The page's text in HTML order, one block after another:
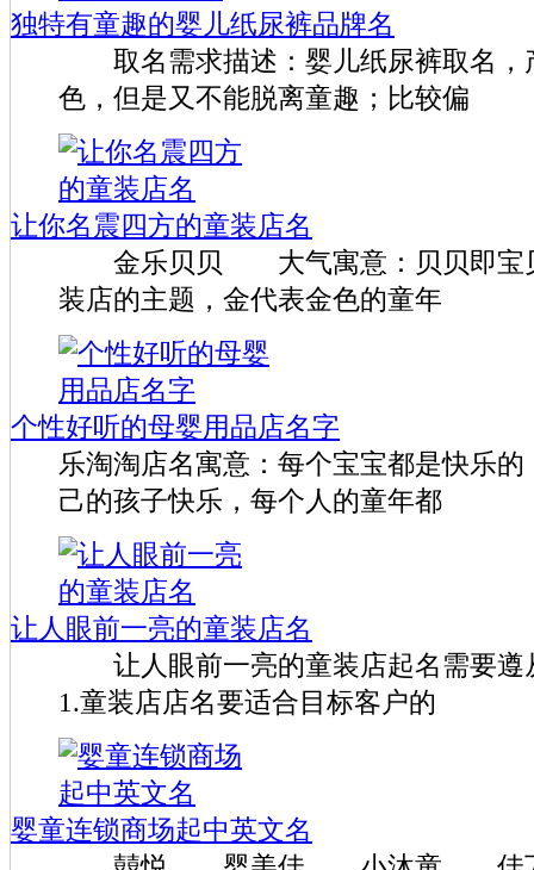
独特有童趣的婴儿纸尿裤品牌名
取名需求描述：婴儿纸尿裤取名，
色，但是又不能脱离童趣；比较偏
让你名震四方的童装店名
金乐贝贝 大气寓意：贝贝即宝贝
装店的主题，金代表金色的童年
个性好听的母婴用品店名字
乐淘淘店名寓意：每个宝宝都是快乐
己的孩子快乐，每个人的童年都
让人眼前一亮的童装店名
让人眼前一亮的童装店起名需要
1.童装店店名要适合目标客户的
婴童连锁商场起中英文名